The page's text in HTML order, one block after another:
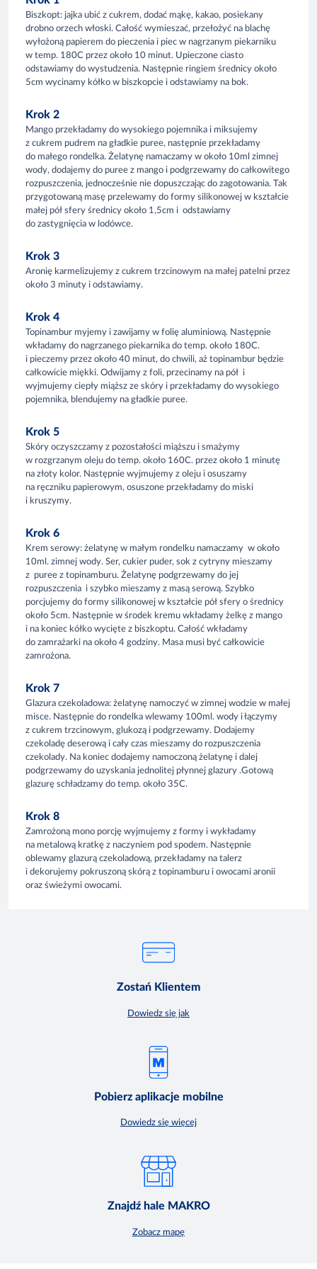
Biszkopt: jajka ubić z cukrem, dodać mąkę, kakao, posiekany
drobno orzech włoski. Całość wymieszać, przełożyć na blachę
wyłożoną papierem do pieczenia i piec w nagrzanym piekarniku
w temp. 180C przez około 10 minut. Upieczone ciasto
odstawiamy do wystudzenia. Następnie ringiem średnicy około
5cm wycinamy kółko w biszkopcie i odstawiamy na bok.
Krok 2
Mango przekładamy do wysokiego pojemnika i miksujemy
z cukrem pudrem na gładkie puree, następnie przekładamy
do małego rondelka. Żelatynę namaczamy w około 10ml zimnej
wody, dodajemy do puree z mango i podgrzewamy do całkowitego
rozpuszczenia, jednocześnie nie dopuszczając do zagotowania. Tak
przygotowaną masę przelewamy do formy silikonowej w kształcie
małej pół sfery średnicy około 1,5cm i odstawiamy
do zastygnięcia w lodówce.
Krok 3
Aronię karmelizujemy z cukrem trzcinowym na małej patelni przez
około 3 minuty i odstawiamy.
Krok 4
Topinambur myjemy i zawijamy w folię aluminiową. Następnie
wkładamy do nagrzanego piekarnika do temp. około 180C.
i pieczemy przez około 40 minut, do chwili, aż topinambur będzie
całkowicie miękki. Odwijamy z foli, przecinamy na pół i
wyjmujemy ciepły miąższ ze skóry i przekładamy do wysokiego
pojemnika, blendujemy na gładkie puree.
Krok 5
Skóry oczyszczamy z pozostałości miąższu i smażymy
w rozgrzanym oleju do temp. około 160C. przez około 1 minutę
na złoty kolor. Następnie wyjmujemy z oleju i osuszamy
na ręczniku papierowym, osuszone przekładamy do miski
i kruszymy.
Krok 6
Krem serowy: żelatynę w małym rondelku namaczamy w około
10ml. zimnej wody. Ser, cukier puder, sok z cytryny mieszamy
z puree z topinamburu. Żelatynę podgrzewamy do jej
rozpuszczenia i szybko mieszamy z masą serową. Szybko
porcjujemy do formy silikonowej w kształcie pół sfery o średnicy
około 5cm. Następnie w środek kremu wkładamy żelkę z mango
i na koniec kółko wycięte z biszkoptu. Całość wkładamy
do zamrażarki na około 4 godziny. Masa musi być całkowicie
zamrożona.
Krok 7
Glazura czekoladowa: żelatynę namoczyć w zimnej wodzie w małej
misce. Następnie do rondelka wlewamy 100ml. wody i łączymy
z cukrem trzcinowym, glukozą i podgrzewamy. Dodajemy
czekoladę deserową i cały czas mieszamy do rozpuszczenia
czekolady. Na koniec dodajemy namoczoną żelatynę i dalej
podgrzewamy do uzyskania jednolitej płynnej glazury .Gotową
glazurę schładzamy do temp. około 35C.
Krok 8
Zamrożoną mono porcję wyjmujemy z formy i wykładamy
na metalową kratkę z naczyniem pod spodem. Następnie
oblewamy glazurą czekoladową, przekładamy na talerz
i dekorujemy pokruszoną skórą z topinamburu i owocami aronii
oraz świeżymi owocami.
Zostań Klientem
Dowiedz się jak
Pobierz aplikacje mobilne
Dowiedz się więcej
Znajdź hale MAKRO
Zobacz mapę